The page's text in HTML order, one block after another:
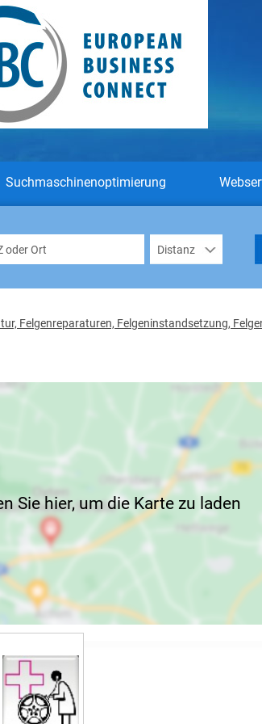
Suchmaschinenoptimierung
Felgenreparaturen, Felgeninstandsetzung,
Sie hier, um die Karte zu laden